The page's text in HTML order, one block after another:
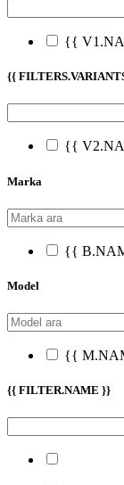
{{
{{
{{
Marka
{{
Model
{{
{{ FILTER.NAME }}